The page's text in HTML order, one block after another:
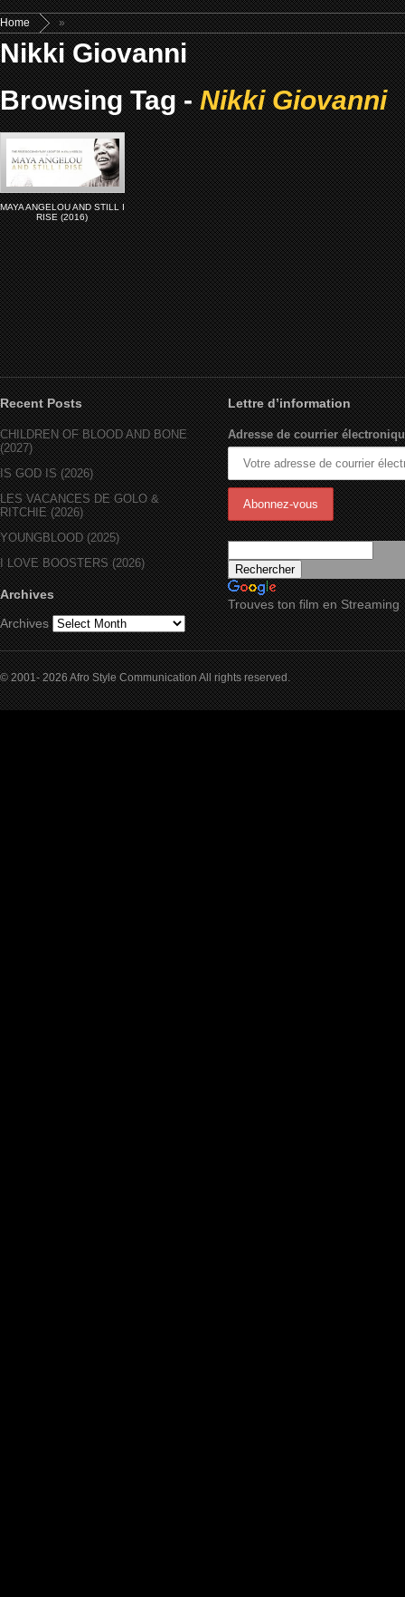
Home »
Nikki Giovanni
Browsing Tag -Nikki Giovanni
MAYA ANGELOU AND STILL I
RISE (2016)
Recent Posts
CHILDREN OF BLOOD AND BONE
(2027)
IS GOD IS (2026)
LES VACANCES DE GOLO &
RITCHIE (2026)
YOUNGBLOOD (2025)
I LOVE BOOSTERS (2026)
Archives
Archives
Lettre d’information
Adresse de courrier
Trouves ton film en Streaming
© 2001- 2026 Afro Style Communication All rights reserved.